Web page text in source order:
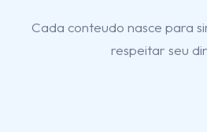
Cada conteudo nasce para
respeitar seu